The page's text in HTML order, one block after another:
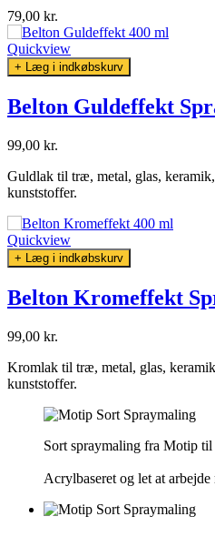
79,00 kr.
Quickview
+ Læg i indkøbskurv
Belton Guldeffekt
99,00 kr.
Guldlak til træ, metal, glas,
kunststoffer.
Quickview
+ Læg i indkøbskurv
Belton Kromeffekt
99,00 kr.
Kromlak til træ, metal, glas,
kunststoffer.
Sort spraymaling fra Motip
Acrylbaseret og let at arbejde